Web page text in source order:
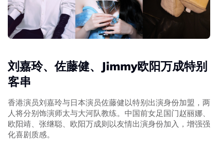
刘嘉玲、佐藤健、Jimmy欧阳万成特别
客串
香港演员刘嘉玲与日本演员佐藤健以特别出演身份加盟，两
人将分别饰演师太与大河队教练。中国前女足国门赵丽娜、
欧阳靖、张继聪、欧阳万成则以友情出演身份加入，增强强
化喜剧质感。